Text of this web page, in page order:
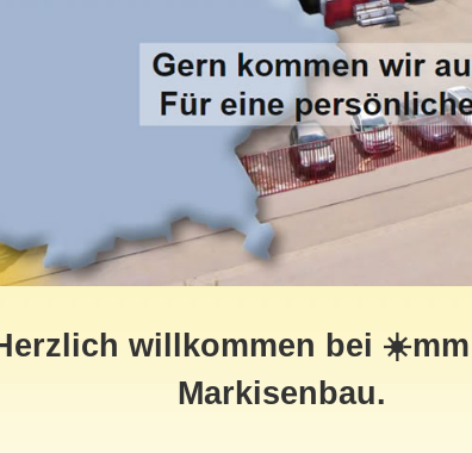
willkommen bei
Markisenbau.